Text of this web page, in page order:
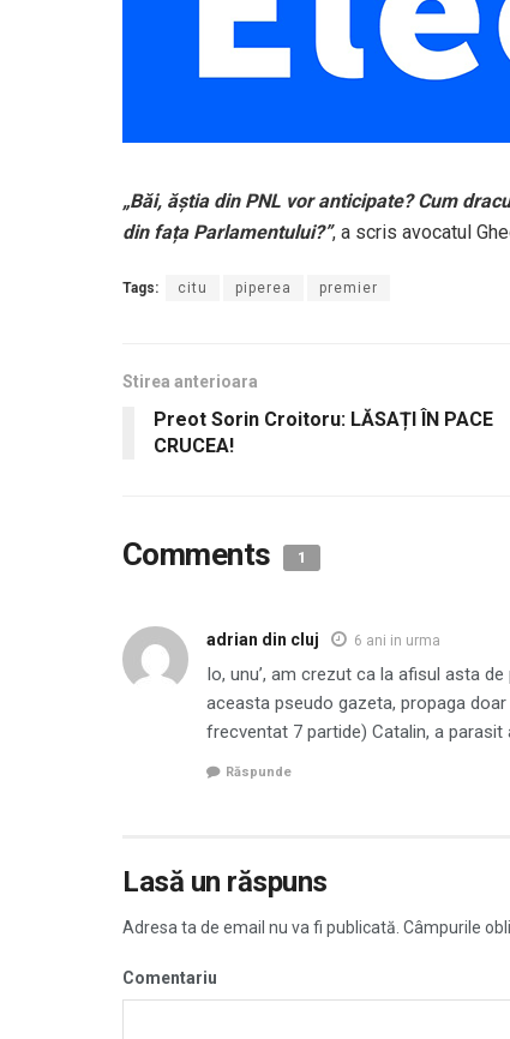
„Băi, ăștia din PNL vor anticipate? Cum
din fața Parlamentului?”, a scris avocatul
Tags: citu piperea premier
Stirea anterioara
Preot Sorin Croitoru: LĂSAȚI ÎN PACE
CRUCEA!
Comments 1
adrian din cluj 6 ani in urma
Io, unu’, am crezut ca la afisul asta
aceasta pseudo gazeta, propaga
frecventat 7 partide) Catalin, a parasit
Răspunde
Lasă un răspuns
Adresa ta de email nu va fi publicată. Câmpurile
Comentariu